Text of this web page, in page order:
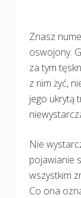
Znasz
oswojony.
za tym
z nim żyć,
jego ukrytą
Nie
pojawianie
wszystkim
Co ona